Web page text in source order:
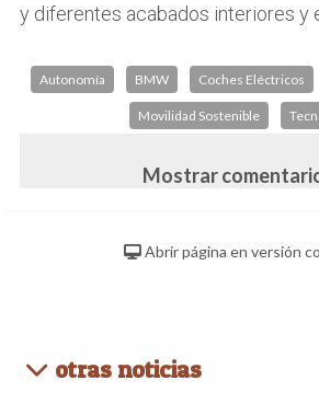
y diferentes acabados interiores y
Autonomía BMW Coches Eléctricos
Movilidad Sostenible
Mostrar
Abrir página en versión
otras noticias